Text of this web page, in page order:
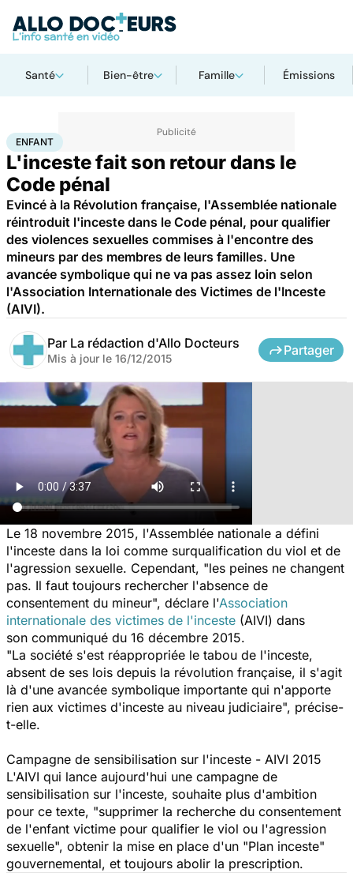
Santé Bien-être Famille Émissions
AccueilFamille
ENFANT
L'inceste fait son retour dans le
Code pénal
Evincé à la Révolution française, l'Assemblée nationale
réintroduit l'inceste dans le Code pénal, pour qualifier
des violences sexuelles commises à l'encontre des
mineurs par des membres de leurs familles. Une
avancée symbolique qui ne va pas assez loin selon
l'Association Internationale des Victimes de l'Inceste
(AIVI).
Par La rédaction d'Allo Docteurs
Mis à jour le 16/12/2015
Partager
Le 18 novembre 2015, l'Assemblée nationale a défini
l'inceste dans la loi comme surqualification du viol et de
l'agression sexuelle. Cependant, "les peines ne changent
pas. Il faut toujours rechercher l'absence de
consentement du mineur", déclare l'Association
internationale des victimes de l'inceste (AIVI) dans
son communiqué du 16 décembre 2015.
"La société s'est réappropriée le tabou de l'inceste,
absent de ses lois depuis la révolution française, il s'agit
là d'une avancée symbolique importante qui n'apporte
rien aux victimes d'inceste au niveau judiciaire", précise-
t-elle.
Campagne de sensibilisation sur l'inceste - AIVI 2015
L'AIVI qui lance aujourd'hui une campagne de
sensibilisation sur l'inceste, souhaite plus d'ambition
pour ce texte, "supprimer la recherche du consentement
de l'enfant victime pour qualifier le viol ou l'agression
sexuelle", obtenir la mise en place d'un "Plan inceste"
gouvernemental, et toujours abolir la prescription.